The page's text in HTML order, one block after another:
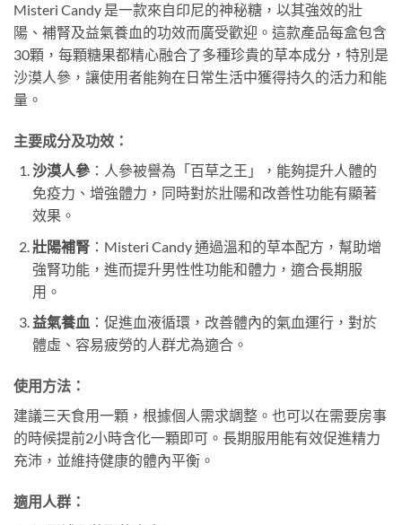
Misteri Candy 是一款來自印尼的神秘糖，以其強效的壯
陽、補腎及益氣養血的功效而廣受歡迎。這款產品每盒包含
30顆，每顆糖果都精心融合了多種珍貴的草本成分，特別是
沙漠人參，讓使用者能夠在日常生活中獲得持久的活力和能
量。
主要成分及功效 ：
沙漠人參：人參被譽為「百草之王」，能夠提升人體的
免疫力、增強體力，同時對於壯陽和改善性功能有顯著
效果。
壯陽補腎：Misteri Candy 通過溫和的草本配方，幫助增
強腎功能，進而提升男性性功能和體力，適合長期服
用。
益氣養血 ：促進血液循環，改善體內的氣血運行，對於
體虛、容易疲勞的人群尤為適合。
使用方法 ：
建議三天食用一顆，根據個人需求調整。也可以在需要房事
的時候提前2小時含化一顆即可。長期服用能有效促進精力
充沛，並維持健康的體內平衡。
適用人群 ：